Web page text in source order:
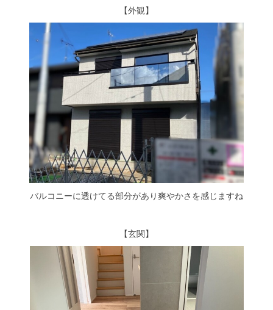
キャンペーン・コラボ情報
家づくりの知識
企業情報
お問い合わせ
【外観】
バルコニーに透けてる部分があり爽やかさを感じますね
【玄関】